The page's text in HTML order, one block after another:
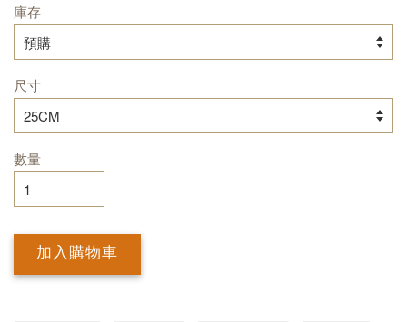
庫存
尺寸
數量
加入購物車